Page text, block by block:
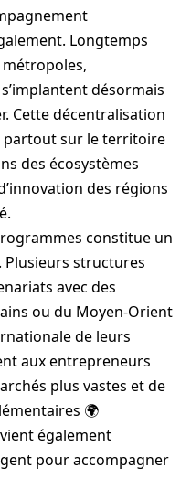
Longtemps
désormais
Cette décentralisation
partout sur le territoire
des écosystèmes
des régions
constitue un
Plusieurs structures
avec des
ou du Moyen-Orient
de leurs
aux entrepreneurs
plus vastes et de
🌍
également
pour accompagner